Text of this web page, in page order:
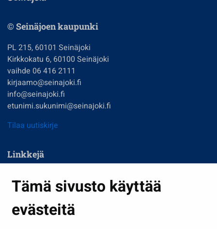
Tämä sivusto käyttää
evästeitä
© Seinäjoen kaupunki
PL 215, 60101 Seinäjoki
Kirkkokatu 6, 60100 Seinäjoki
vaihde 06 416 2111
kirjaamo@seinajoki.fi
info@seinajoki.fi
etunimi.sukunimi@seinajoki.fi
Tilaa uutiskirje
Linkkejä
Kasvatus ja opetus
Kulttuuri ja liikunta